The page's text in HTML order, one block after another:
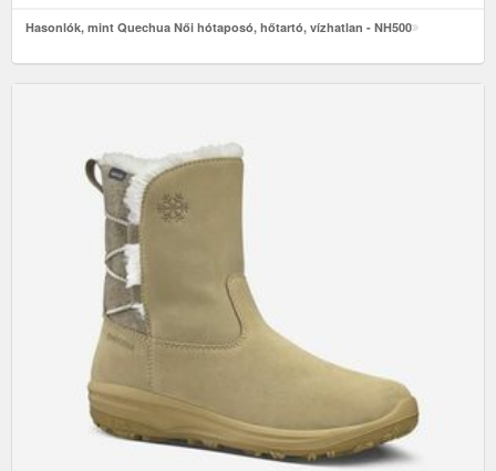
Hasonlók, mint Quechua Női hótaposó, hőtartó, vízhatlan - NH500